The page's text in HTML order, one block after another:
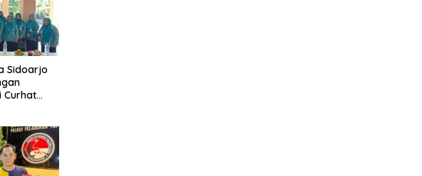
Sidoarjo
Curhat